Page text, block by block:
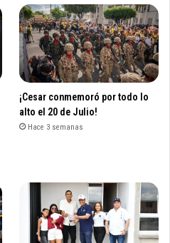
¡Cesar conmemoró por todo lo
alto el 20 de Julio!
Hace 3 semanas